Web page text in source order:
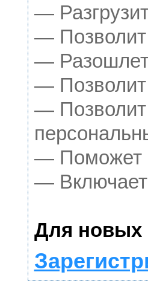
—
— Позволит
— Разошлет
— Позволит
— Позволит
— Поможет
— Включает
Для новых